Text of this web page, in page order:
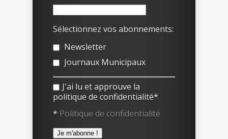
Sélectionnez vos abonnements:
Newsletter
Journaux Municipaux
J'ai lu et approuve la
politique de confidentialité*
* Politique de confidentialité